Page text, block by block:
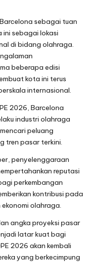
sebagai tuan
ini sebagai lokasi
di bidang olahraga.
beberapa edisi
kota ini terus
internasional.
2026, Barcelona
industri olahraga
peluang
tren pasar terkini.
penyelenggaraan
reputasi
perkembangan
kontribusi pada
olahraga.
angka proyeksi pasar
latar kuat bagi
2026 akan kembali
yang berkecimpung